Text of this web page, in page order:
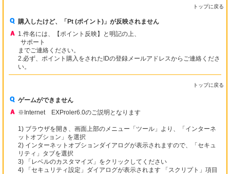
トップに戻る
購入したけど、「Pt (ポイント)」が反映されません
1.件名には、【ポイント反映】と明記の上、
サポート
までご連絡ください。
2.必ず、ポイント購入をされたIDの登録メールアドレスからご連絡くださ
い。
トップに戻る
ゲームができません
※Internet EXProler6.0のご説明となります
1) ブラウザを開き、画面上部のメニュー「ツール」より、「インターネ
ットオプション」を選択
2) インターネットオプションダイアログが表示されますので、「セキュ
リティ」タブを選択
3) 「レベルのカスタマイズ」をクリックしてください
4) 「セキュリティ設定」ダイアログが表示されます 「スクリプト」項目